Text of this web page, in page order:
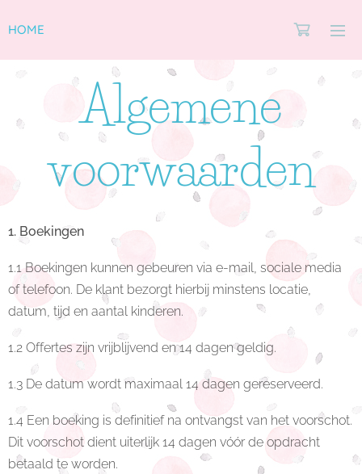
HOME
Algemene
voorwaarden
1. Boekingen
1.1 Boekingen kunnen gebeuren via e-mail, sociale media
of telefoon. De klant bezorgt hierbij minstens locatie,
datum, tijd en aantal kinderen.
1.2 Offertes zijn vrijblijvend en 14 dagen geldig.
1.3 De datum wordt maximaal 14 dagen gereserveerd.
1.4 Een boeking is definitief na ontvangst van het voorschot.
Dit voorschot dient uiterlijk 14 dagen vóór de opdracht
betaald te worden.